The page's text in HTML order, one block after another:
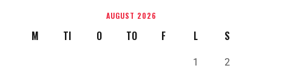
AUGUST 2026
M TI O TO F L S
1 2